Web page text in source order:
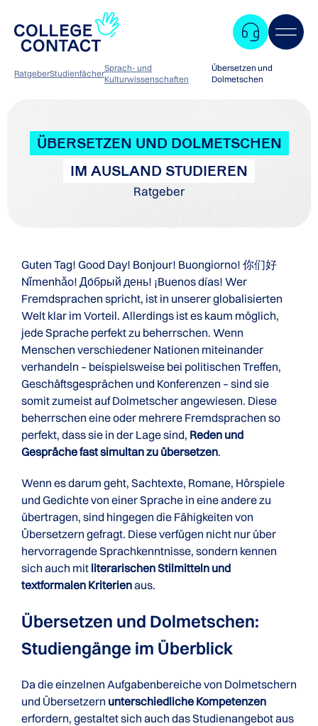
RatgeberStudienfächer
Sprach- und
Kulturwissenschaften
Übersetzen und
Dolmetschen
ÜBERSETZEN UND DOLMETSCHEN
IM AUSLAND STUDIEREN
Ratgeber
Guten Tag! Good Day! Bonjour! Buongiorno! 你们好
Nǐmenhǎo! До́брый день! ¡Buenos días! Wer
Fremdsprachen spricht, ist in unserer globalisierten
Welt klar im Vorteil. Allerdings ist es kaum möglich,
jede Sprache perfekt zu beherrschen. Wenn
Menschen verschiedener Nationen miteinander
verhandeln – beispielsweise bei politischen Treffen,
Geschäftsgesprächen und Konferenzen – sind sie
somit zumeist auf Dolmetscher angewiesen. Diese
beherrschen eine oder mehrere Fremdsprachen so
perfekt, dass sie in der Lage sind, Reden und
Gespräche fast simultan zu übersetzen.
Wenn es darum geht, Sachtexte, Romane, Hörspiele
und Gedichte von einer Sprache in eine andere zu
übertragen, sind hingegen die Fähigkeiten von
Übersetzern gefragt. Diese verfügen nicht nur über
hervorragende Sprachkenntnisse, sondern kennen
sich auch mit literarischen Stilmitteln und
textformalen Kriterienaus.
Übersetzen und Dolmetschen:
Studiengänge im Überblick
Da die einzelnen Aufgabenbereiche von Dolmetschern
und Übersetzern unterschiedliche Kompetenzen
erfordern, gestaltet sich auch das Studienangebot aus